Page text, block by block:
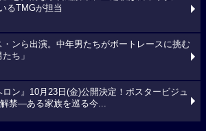
るTMGが担当
・ンら出演。中年男たちがボートレースに挑む
ち」
ロン』10月23日(金)公開決定！ポスタービジュ
禁―ある家族を巡る今...